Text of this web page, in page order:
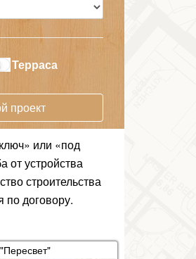
Терраса
проект
или «под
от устройства
строительства
по договору.